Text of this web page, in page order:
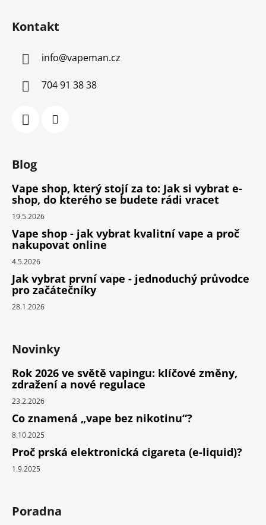
Kontakt
info@vapeman.cz
704 91 38 38
Blog
Vape shop, který stojí za to: Jak si vybrat e-
shop, do kterého se budete rádi vracet
19.5.2026
Vape shop - jak vybrat kvalitní vape a proč
nakupovat online
4.5.2026
Jak vybrat první vape - jednoduchý průvodce
pro začátečníky
28.1.2026
Novinky
Rok 2026 ve světě vapingu: klíčové změny,
zdražení a nové regulace
23.2.2026
Co znamená „vape bez nikotinu“?
8.10.2025
Proč prská elektronická cigareta (e-liquid)?
1.9.2025
Poradna